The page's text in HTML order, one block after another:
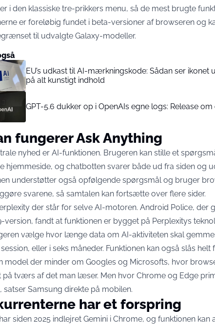
i den klassiske tre-prikkers menu, så de mest brugte
er foreløbig fundet i beta-versioner af browseren og
til udvalgte Galaxy-modeller.
EU’s udkast til AI-mærkningskode: Sådan ser ikonet
på alt kunstigt indhold
GPT-5.6 dukker op i OpenAIs egne logs: Release
fungerer Ask Anything
nyhed er AI-funktionen. Brugeren kan stille et
hjemmeside, og chatbotten svarer både ud fra siden og
understøtter også opfølgende spørgsmål og bruger
svarene, så samtalen kan fortsætte over flere sider.
der står for selve AI-motoren. Android Police, der
version, fandt at funktionen er bygget på Perplexitys
vælge hvor længe data om AI-aktiviteten skal
eller i seks måneder. Funktionen kan også slås helt
model der minder om Googles og Microsofts, hvor
på tværs af det man læser. Men hvor Chrome og Edge
satser Samsung direkte på mobilen.
har et forspring
siden 2025 indlejret Gemini i Chrome, og funktionen kan